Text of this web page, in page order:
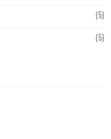
(5)
(5)